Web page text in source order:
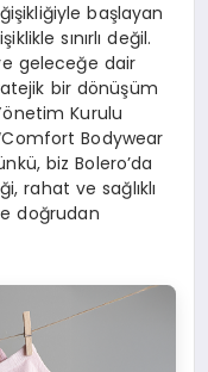
başlayan
sınırlı değil.
ve geleceğe dair
bir dönüşüm
Kurulu
Bodywear
biz Bolero’da
rahat ve sağlıklı
doğrudan